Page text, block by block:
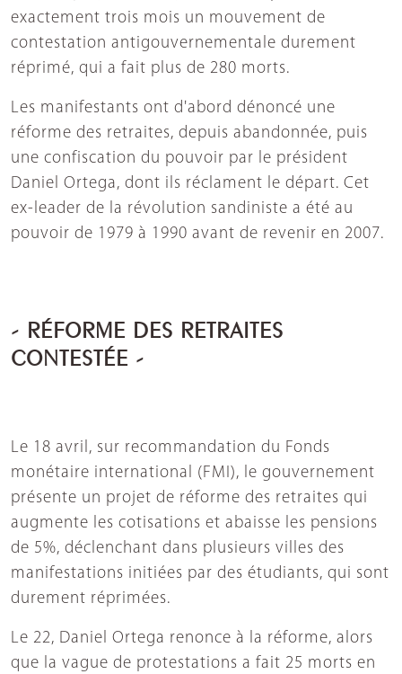
exactement trois mois un mouvement de
contestation antigouvernementale durement
réprimé, qui a fait plus de 280 morts.
Les manifestants ont d'abord dénoncé une
réforme des retraites, depuis abandonnée, puis
une confiscation du pouvoir par le président
Daniel Ortega, dont ils réclament le départ. Cet
ex-leader de la révolution sandiniste a été au
pouvoir de 1979 à 1990 avant de revenir en 2007.
- RÉFORME DES RETRAITES
CONTESTÉE -
Le 18 avril, sur recommandation du Fonds
monétaire international (FMI), le gouvernement
présente un projet de réforme des retraites qui
augmente les cotisations et abaisse les pensions
de 5%, déclenchant dans plusieurs villes des
manifestations initiées par des étudiants, qui sont
durement réprimées.
Le 22, Daniel Ortega renonce à la réforme, alors
que la vague de protestations a fait 25 morts en